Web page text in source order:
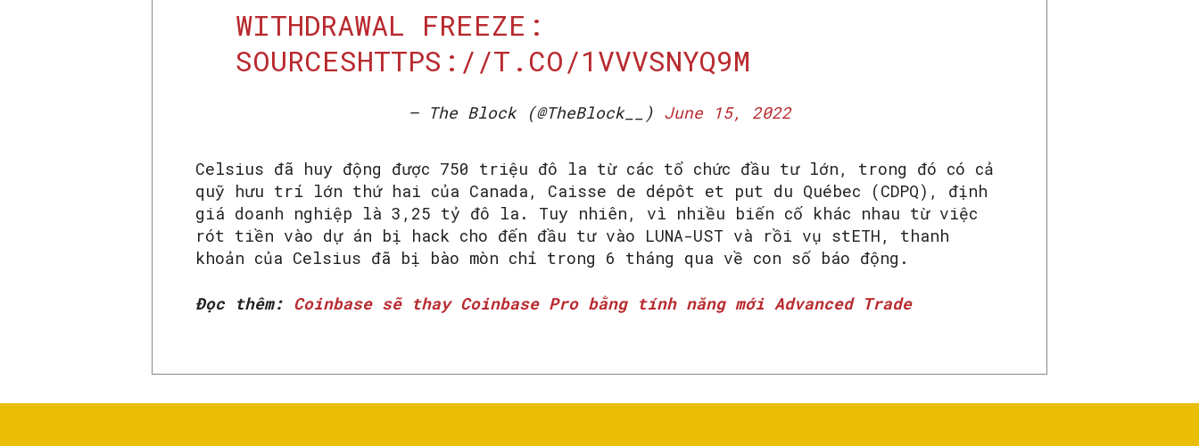
WITHDRAWAL FREEZE:
SOURCESHTTPS://T.CO/1VVVSNYQ9M
— The Block (@TheBlock__) June 15, 2022
Celsius đã huy động được 750 triệu đô la từ các tổ chức đầu tư lớn, trong đó có cả
quỹ hưu trí lớn thứ hai của Canada, Caisse de dépôt et put du Québec (CDPQ), định
giá doanh nghiệp là 3,25 tỷ đô la. Tuy nhiên, vì nhiều biến cố khác nhau từ việc
rót tiền vào dự án bị hack cho đến đầu tư vào LUNA-UST và rồi vụ stETH, thanh
khoản của Celsius đã bị bào mòn chỉ trong 6 tháng qua về con số báo động.
Đọc thêm: Coinbase sẽ thay Coinbase Pro bằng tính năng mới Advanced Trade